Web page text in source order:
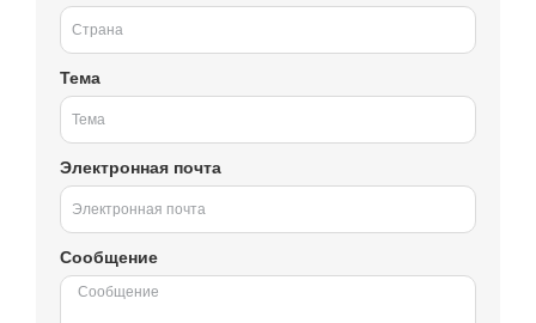
Тема
Электронная почта
Сообщение